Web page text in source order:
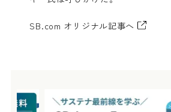
SB.com オリジナル記事へ